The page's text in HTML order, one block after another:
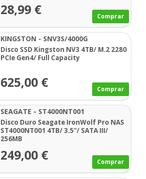
28,99 € Comprar
KINGSTON - SNV3S/4000G
Disco SSD Kingston NV3 4TB/ M.2 2280
PCIe Gen4/ Full Capacity
625,00 € Comprar
SEAGATE - ST4000NT001
Disco Duro Seagate IronWolf Pro NAS
ST4000NT001 4TB/ 3.5"/ SATA III/
256MB
249,00 € Comprar